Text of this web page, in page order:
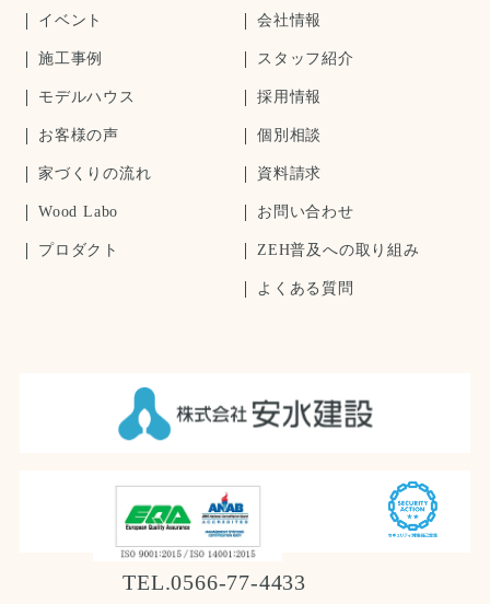
TEL.0566-77-4433
イベント
施工事例
モデルハウス
お客様の声
家づくりの流れ
Wood Labo
プロダクト
会社情報
スタッフ紹介
採用情報
個別相談
資料請求
お問い合わせ
ZEH普及への取り組み
よくある質問